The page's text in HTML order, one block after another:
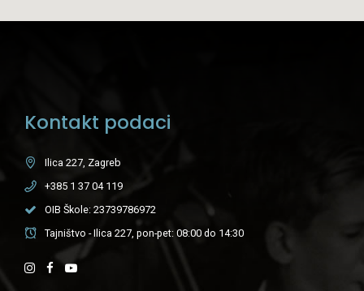
Kontakt podaci
Ilica 227, Zagreb
+385 1 37 04 119
OIB Škole: 23739786972
Tajništvo - Ilica 227, pon-pet: 08:00 do 14:30